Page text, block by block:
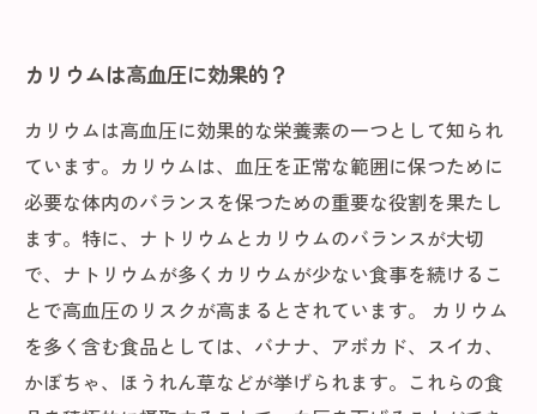
カリウムは高血圧に効果的？
カリウムは高血圧に効果的な栄養素の一つとして知られ
ています。カリウムは、血圧を正常な範囲に保つために
必要な体内のバランスを保つための重要な役割を果たし
ます。特に、ナトリウムとカリウムのバランスが大切
で、ナトリウムが多くカリウムが少ない食事を続けるこ
とで高血圧のリスクが高まるとされています。 カリウム
を多く含む食品としては、バナナ、アボカド、スイカ、
かぼちゃ、ほうれん草などが挙げられます。これらの食